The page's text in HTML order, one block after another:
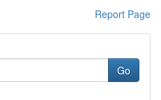
Report Page
Go